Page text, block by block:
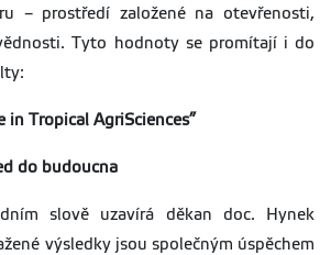
– prostředí založené na otevřenosti,
Tyto hodnoty se promítají i do
in Tropical AgriSciences”
do budoucna
slově uzavírá děkan doc. Hynek
výsledky jsou společným úspěchem